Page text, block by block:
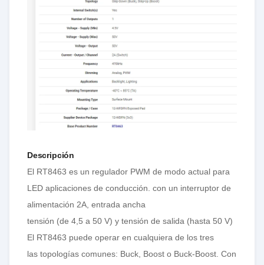
Descripción
El RT8463 es un regulador PWM de modo actual para
LED aplicaciones de conducción. con un interruptor de
alimentación 2A, entrada ancha
tensión (de 4,5 a 50 V) y tensión de salida (hasta 50 V)
El RT8463 puede operar en cualquiera de los tres
las topologías comunes: Buck, Boost o Buck-Boost. Con